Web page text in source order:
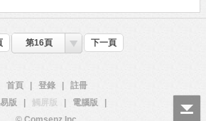
第16頁 下一頁
首頁 登錄
註冊
版
觸屏版 電腦版